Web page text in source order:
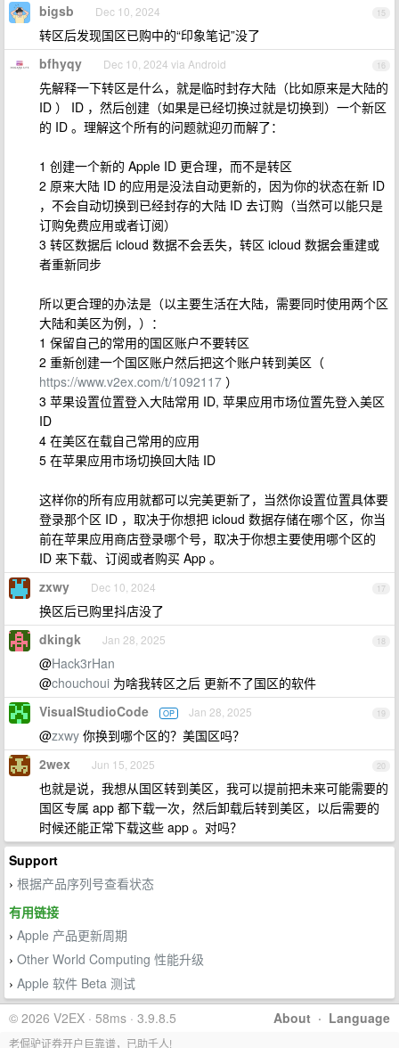
15
bigsb Dec 10, 2024
转区后发现国区已购中的“印象笔记”没了
16
bfhyqy Dec 10, 2024 via Android
先解释一下转区是什么，就是临时封存大陆（比如原来是大陆的
ID ） ID ，然后创建（如果是已经切换过就是切换到）一个新区
的 ID 。理解这个所有的问题就迎刃而解了：
1 创建一个新的 Apple ID 更合理，而不是转区
2 原来大陆 ID 的应用是没法自动更新的，因为你的状态在新 ID
，不会自动切换到已经封存的大陆 ID 去订购（当然可以能只是
订购免费应用或者订阅）
3 转区数据后 icloud 数据不会丢失，转区 icloud 数据会重建或
者重新同步
所以更合理的办法是（以主要生活在大陆，需要同时使用两个区
大陆和美区为例，）：
1 保留自己的常用的国区账户不要转区
2 重新创建一个国区账户然后把这个账户转到美区（
https://www.v2ex.com/t/1092117 ）
3 苹果设置位置登入大陆常用 ID, 苹果应用市场位置先登入美区
ID
4 在美区在载自己常用的应用
5 在苹果应用市场切换回大陆 ID
这样你的所有应用就都可以完美更新了，当然你设置位置具体要
登录那个区 ID ，取决于你想把 icloud 数据存储在哪个区，你当
前在苹果应用商店登录哪个号，取决于你想主要使用哪个区的
ID 来下载、订阅或者购买 App 。
17
zxwy Dec 10, 2024
换区后已购里抖店没了
18
dkingk Jan 28, 2025
@Hack3rHan
@chouchoui 为啥我转区之后 更新不了国区的软件
19
VisualStudioCode OP Jan 28, 2025
@zxwy 你换到哪个区的？美国区吗？
20
2wex Jun 15, 2025
也就是说，我想从国区转到美区，我可以提前把未来可能需要的
国区专属 app 都下载一次，然后卸载后转到美区，以后需要的
时候还能正常下载这些 app 。对吗？
Support
› 根据产品序列号查看状态
有用链接
› Apple 产品更新周期
› Other World Computing 性能升级
› Apple 软件 Beta 测试
About · Language
© 2026 V2EX · 58ms · 3.9.8.5
老倔驴证券开户巨靠谱，已助千人!